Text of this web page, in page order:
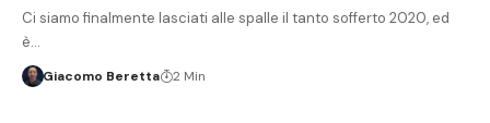
Ci siamo finalmente lasciati alle spalle il tanto sofferto 2020, ed
è…
Giacomo Beretta 2 Min